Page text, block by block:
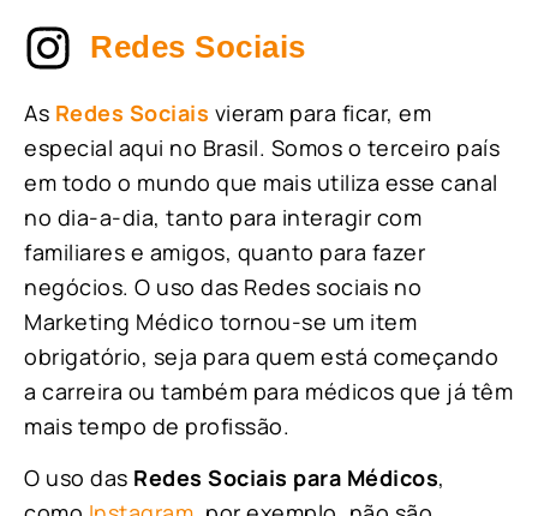
Redes Sociais
As Redes Sociais vieram para ficar, em
especial aqui no Brasil. Somos o terceiro país
em todo o mundo que mais utiliza esse canal
no dia-a-dia, tanto para interagir com
familiares e amigos, quanto para fazer
negócios. O uso das Redes sociais no
Marketing Médico tornou-se um item
obrigatório, seja para quem está começando
a carreira ou também para médicos que já têm
mais tempo de profissão.
O uso das Redes Sociais para Médicos,